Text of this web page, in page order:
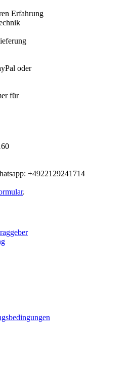
Erfahrung
Lieferung
Tür
oder
immer für
gerne!
+4922129241714
.